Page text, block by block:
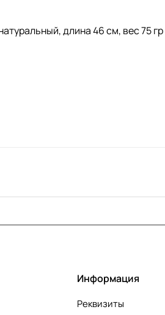
длина 46 см, вес 75 гр
Информация
Реквизиты